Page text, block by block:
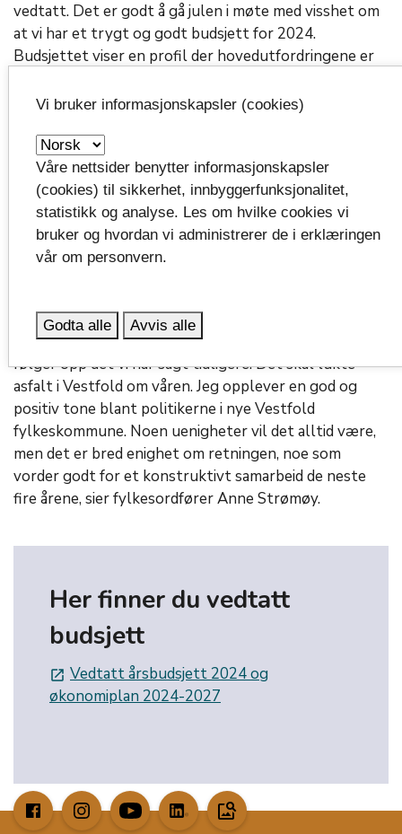
vedtatt. Det er godt å gå julen i møte med visshet om
at vi har et trygt og godt budsjett for 2024.
Budsjettet viser en profil der hovedutfordringene er
hjelpe flere til å fullføre og bestå videregående
jobb fullfører ikke videregående, så å gjøre noe med
dette er viktig for oss, sier fylkesordfører Anne
Strømøy i nye Vestfold fylkeskommune.
Bred enighet om retning
grupper inn i arbeid. Dernest er samferdsel prioritert
med flere gang og sykkelveier, kollektivtrafikk og vi
følger opp det vi har sagt tidligere: Det skal lukte
asfalt i Vestfold om våren. Jeg opplever en god og
positiv tone blant politikerne i nye Vestfold
fylkeskommune. Noen uenigheter vil det alltid være,
men det er bred enighet om retningen, noe som
vorder godt for et konstruktivt samarbeid de neste
fire årene, sier fylkesordfører Anne Strømøy.
Her finner du vedtatt
budsjett
launch Vedtatt årsbudsjett 2024 og
økonomiplan 2024-2027
image_search
Vi bruker informasjonskapsler (cookies)
Våre nettsider benytter informasjonskapsler
(cookies) til sikkerhet, innbyggerfunksjonalitet,
statistikk og analyse. Les om hvilke cookies vi
bruker og hvordan vi administrerer de i erklæringen
vår om personvern.
Godta alle Avvis alle